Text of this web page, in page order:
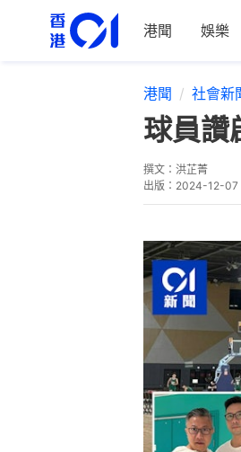
港聞 娛樂
港聞 社會新
球員
撰文： 洪芷菁
出版： 2024-12-07